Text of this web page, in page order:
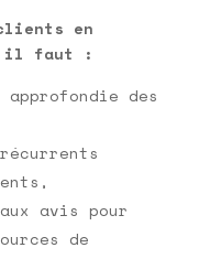
en
il faut :
approfondie des
avis pour
de